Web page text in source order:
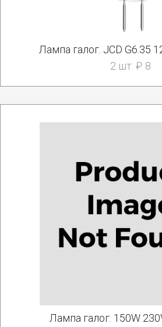
Лампа галог. JCD G6.35
2 шт. ₽ 8
Лампа галог. 150W